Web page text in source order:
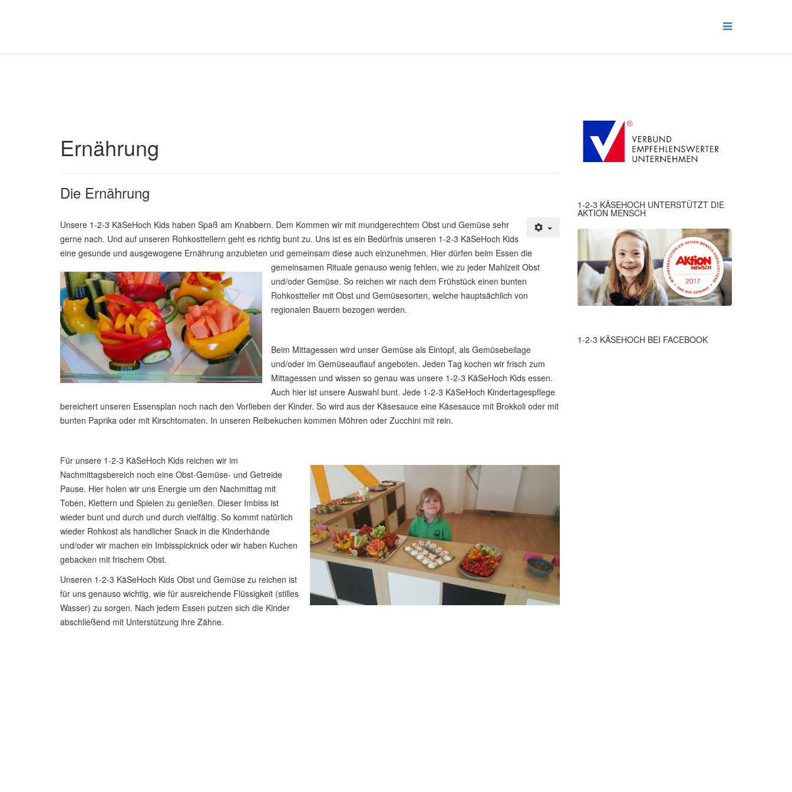
Ernährung
Die Ernährung
Unsere 1-2-3 KäSeHoch Kids haben Spaß am Knabbern. Dem Kommen wir mit mundgerechtem Obst und Gemüse sehr
gerne nach. Und auf unseren Rohkosttellern geht es richtig bunt zu. Uns ist es ein Bedürfnis unseren 1-2-3 KäSeHoch Kids
eine gesunde und ausgewogene Ernährung anzubieten und gemeinsam diese auch einzunehmen. Hier dürfen beim Essen die
gemeinsamen Rituale genauso wenig fehlen, wie zu jeder Mahlzeit Obst
und/oder Gemüse. So reichen wir nach dem Frühstück einen bunten
Rohkostteller mit Obst und Gemüsesorten, welche hauptsächlich von
regionalen Bauern bezogen werden.
Beim Mittagessen wird unser Gemüse als Eintopf, als Gemüsebeilage
und/oder im Gemüseauflauf angeboten. Jeden Tag kochen wir frisch zum
Mittagessen und wissen so genau was unsere 1-2-3 KäSeHoch Kids essen.
Auch hier ist unsere Auswahl bunt. Jede 1-2-3 KäSeHoch Kindertagespflege
bereichert unseren Essensplan noch nach den Vorlieben der Kinder. So wird aus der Käsesauce eine Käsesauce mit Brokkoli oder mit
bunten Paprika oder mit Kirschtomaten. In unseren Reibekuchen kommen Möhren oder Zucchini mit rein.
Für unsere 1-2-3 KäSeHoch Kids reichen wir im
Nachmittagsbereich noch eine Obst-Gemüse- und Getreide
Pause. Hier holen wir uns Energie um den Nachmittag mit
Toben, Klettern und Spielen zu genießen. Dieser Imbiss ist
wieder bunt und durch und durch vielfältig. So kommt natürlich
wieder Rohkost als handlicher Snack in die Kinderhände
und/oder wir machen ein Imbisspicknick oder wir haben Kuchen
gebacken mit frischem Obst.
Unseren 1-2-3 KäSeHoch Kids Obst und Gemüse zu reichen ist
für uns genauso wichtig, wie für ausreichende Flüssigkeit (stilles
Wasser) zu sorgen. Nach jedem Essen putzen sich die Kinder
abschließend mit Unterstützung ihre Zähne.
1-2-3 KÄSEHOCH UNTERSTÜTZT DIE
AKTION MENSCH
1-2-3 KÄSEHOCH BEI FACEBOOK